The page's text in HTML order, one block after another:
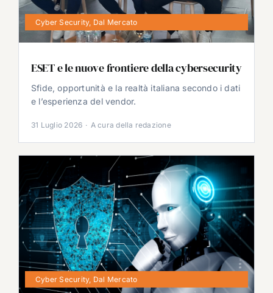
Cyber Security, Dal Mercato
ESET e le nuove frontiere della cybersecurity
Sfide, opportunità e la realtà italiana secondo i dati
e l’esperienza del vendor.
31 Luglio 2026 · A cura della redazione
Cyber Security, Dal Mercato